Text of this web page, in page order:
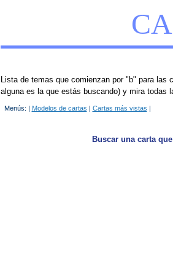
Lista de temas que comienzan por "b" para
alguna es la que estás buscando) y mira todas
Menús: | Modelos de cartas Cartas más vistas
Buscar una carta